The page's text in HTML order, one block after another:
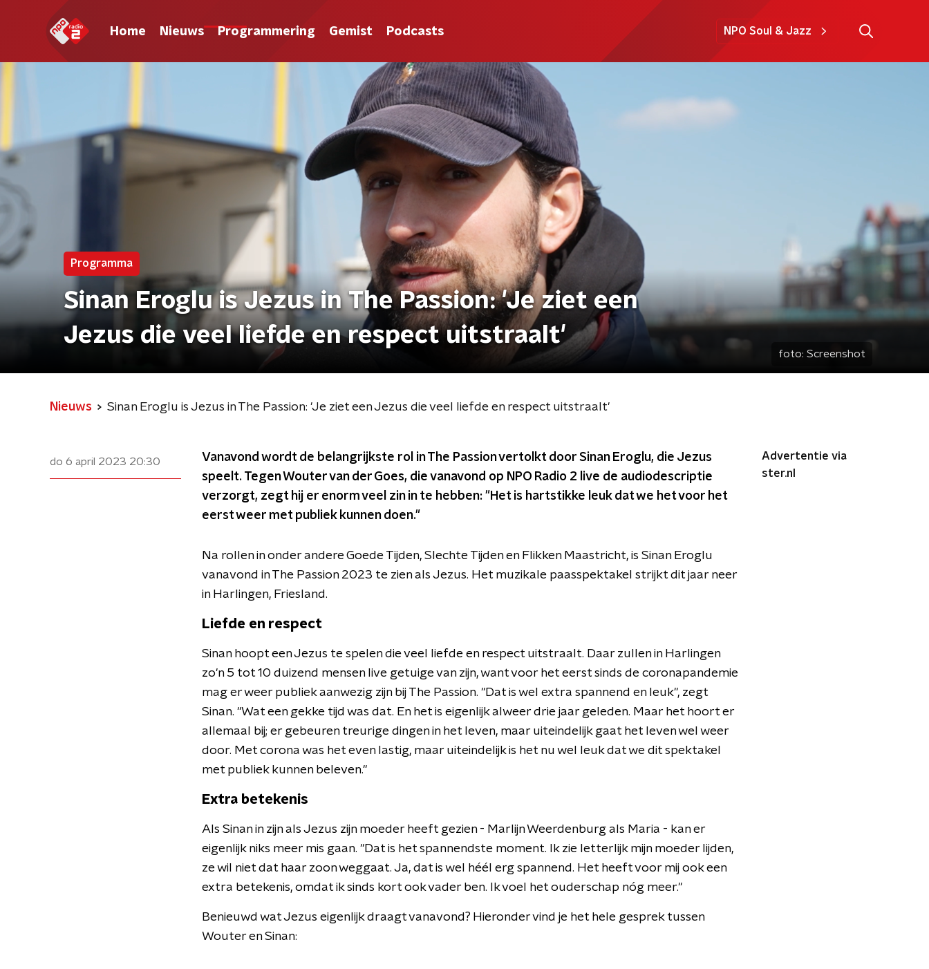
Home Nieuws Programmering Gemist Podcasts NPO Soul & Jazz
Programma
Sinan Eroglu is Jezus in The Passion: 'Je ziet een
Jezus die veel liefde en respect uitstraalt'
foto: Screenshot
Nieuws Sinan Eroglu is Jezus in The Passion: 'Je ziet een Jezus die veel liefde en respect uitstraalt'
do 6 april 2023 20:30
Vanavond wordt de belangrijkste rol in The Passion vertolkt door Sinan Eroglu, die Jezus
speelt. Tegen Wouter van der Goes, die vanavond op NPO Radio 2 live de audiodescriptie
verzorgt, zegt hij er enorm veel zin in te hebben: "Het is hartstikke leuk dat we het voor het
eerst weer met publiek kunnen doen."
Na rollen in onder andere Goede Tijden, Slechte Tijden en Flikken Maastricht, is Sinan Eroglu
vanavond in The Passion 2023 te zien als Jezus. Het muzikale paasspektakel strijkt dit jaar neer
in Harlingen, Friesland.
Liefde en respect
Sinan hoopt een Jezus te spelen die veel liefde en respect uitstraalt. Daar zullen in Harlingen
zo'n 5 tot 10 duizend mensen live getuige van zijn, want voor het eerst sinds de coronapandemie
mag er weer publiek aanwezig zijn bij The Passion. "Dat is wel extra spannend en leuk", zegt
Sinan. "Wat een gekke tijd was dat. En het is eigenlijk alweer drie jaar geleden. Maar het hoort er
allemaal bij; er gebeuren treurige dingen in het leven, maar uiteindelijk gaat het leven wel weer
door. Met corona was het even lastig, maar uiteindelijk is het nu wel leuk dat we dit spektakel
met publiek kunnen beleven."
Extra betekenis
Als Sinan in zijn als Jezus zijn moeder heeft gezien - Marlijn Weerdenburg als Maria - kan er
eigenlijk niks meer mis gaan. "Dat is het spannendste moment. Ik zie letterlijk mijn moeder lijden,
ze wil niet dat haar zoon weggaat. Ja, dat is wel héél erg spannend. Het heeft voor mij ook een
extra betekenis, omdat ik sinds kort ook vader ben. Ik voel het ouderschap nóg meer."
Benieuwd wat Jezus eigenlijk draagt vanavond? Hieronder vind je het hele gesprek tussen
Wouter en Sinan:
Advertentie via
ster.nl